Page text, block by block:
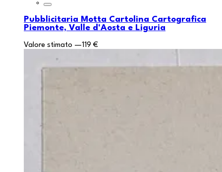
Pubblicitaria Motta Cartolina Cartografica
Piemonte, Valle d'Aosta e Liguria
Valore stimato —119 €